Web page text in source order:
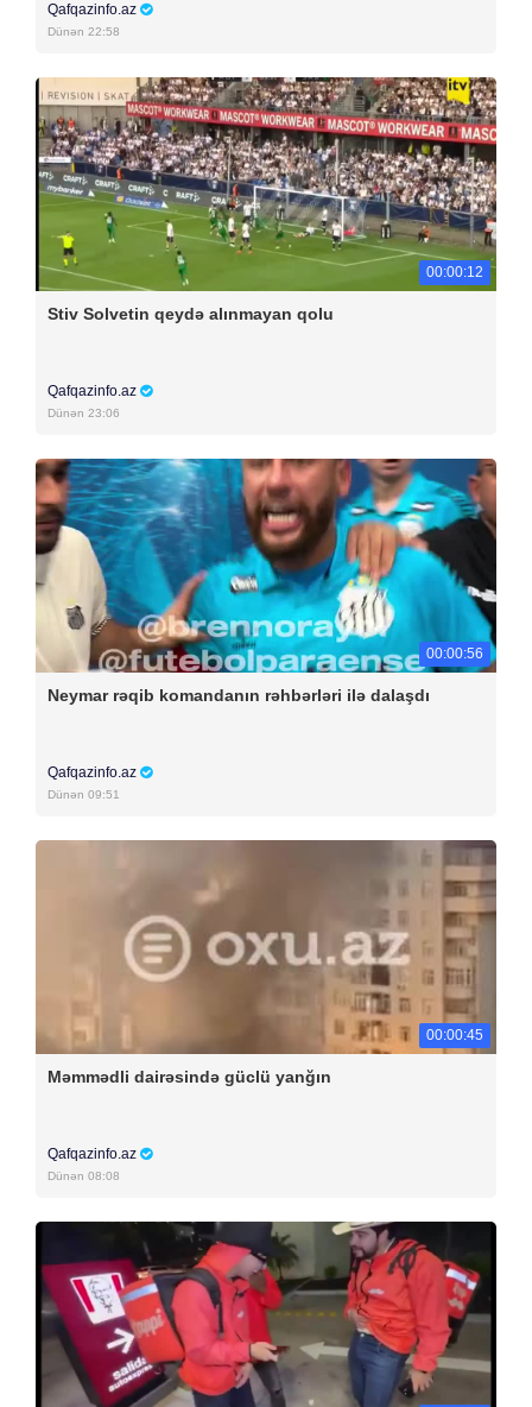
Qafqazinfo.az
Dünən 22:58
00:00:12
Stiv Solvetin qeydə alınmayan qolu
Qafqazinfo.az
Dünən 23:06
00:00:56
Neymar rəqib komandanın rəhbərləri ilə dalaşdı
Qafqazinfo.az
Dünən 09:51
00:00:45
Məmmədli dairəsində güclü yanğın
Qafqazinfo.az
Dünən 08:08